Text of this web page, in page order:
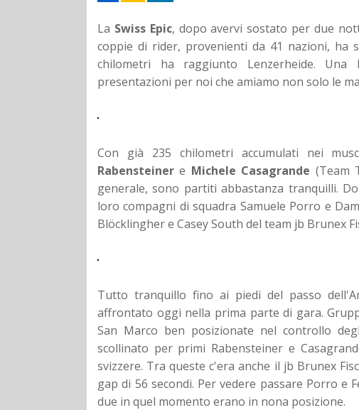
La Swiss Epic, dopo avervi sostato per due
coppie di rider, provenienti da 41 nazioni,
chilometri ha raggiunto Lenzerheide.
presentazioni per noi che amiamo non solo le
Con già 235 chilometri accumulati nei
Rabensteiner e Michele Casagrande (Team
generale, sono partiti abbastanza tranquilli.
loro compagni di squadra Samuele Porro e
Blöcklingher e Casey South del team jb Brunex
Tutto tranquillo fino ai piedi del passo
affrontato oggi nella prima parte di gara.
San Marco ben posizionate nel controllo
scollinato per primi Rabensteiner e
svizzere. Tra queste c'era anche il jb Brunex
gap di 56 secondi. Per vedere passare Porro
due in quel momento erano in nona posizione.